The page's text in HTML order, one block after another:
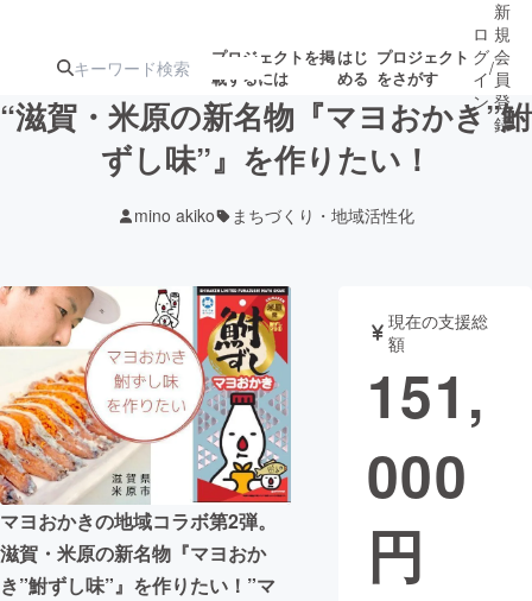
プロジェクトを掲
載するには
はじ
める
プロジェクト
をさがす
ターン
ジェクト
募集終了が近いプ
ロジェクト
アート・写真 音楽
テクノロジー・ガジェット ゲーム・サ
映像・映画
ビジネス・起業
まちづくり・地域活性化
ロ
グ
イ
ン
/
新
規
会
員
登
録
“滋賀・米原の新名物『マヨおかき”鮒
ずし味”』を作りたい！
mino akiko まちづくり・地域活性化
マヨおかきの地域コラボ第2弾。
滋賀・米原の新名物『マヨおか
き”鮒ずし味”』を作りたい！”マ
現在の支援総
額
151,
000
円